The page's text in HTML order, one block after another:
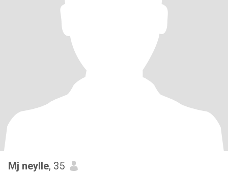
Mj neylle, 35